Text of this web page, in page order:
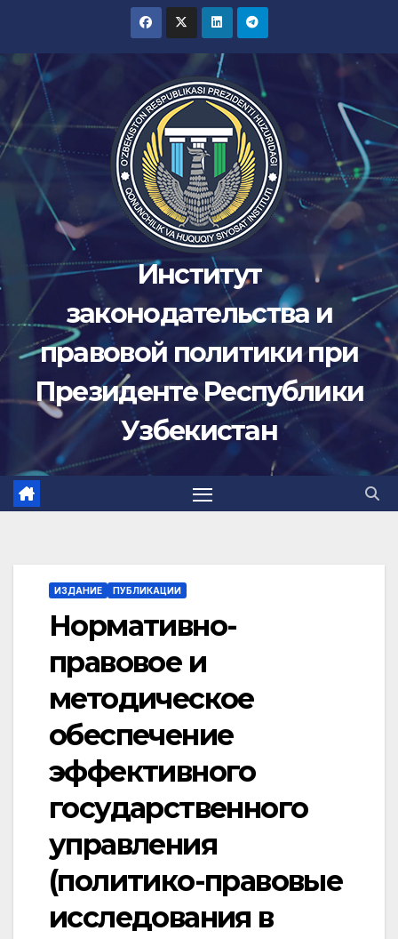
содержимому
Институт
законодательства и
правовой политики при
Президенте Республики
Узбекистан
ИЗДАНИЕ ПУБЛИКАЦИИ
Нормативно-
правовое и
методическое
обеспечение
эффективного
государственного
управления
(политико-правовые
исследования в